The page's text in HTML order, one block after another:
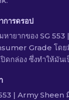
การดรอป
หายากของ SG
Grade โดย
ปิดกล่อง ซึ่งทำให้มัน
| Army Sheen